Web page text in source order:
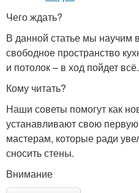
Чего ждать?
В данной статье мы научим
свободное пространство
и потолок – в ход пойдет всё.
Кому читать?
Наши советы помогут как
устанавливают свою
мастерам, которые ради
сносить стены.
Внимание